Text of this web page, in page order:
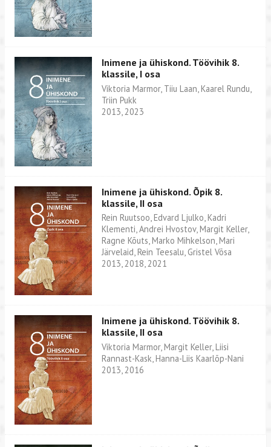
Inimene ja ühiskond. Töövihik 8.
klassile, I osa
Viktoria Marmor, Tiiu Laan, Kaarel Rundu,
Triin Pukk
2013, 2023
Inimene ja ühiskond. Õpik 8.
klassile, II osa
Rein Ruutsoo, Edvard Ljulko, Kadri
Klementi, Andrei Hvostov, Margit Keller,
Ragne Kõuts, Marko Mihkelson, Mari
Järvelaid, Rein Teesalu, Gristel Võsa
2013, 2018, 2021
Inimene ja ühiskond. Töövihik 8.
klassile, II osa
Viktoria Marmor, Margit Keller, Liisi
Rannast-Kask, Hanna-Liis Kaarlõp-Nani
2013, 2016